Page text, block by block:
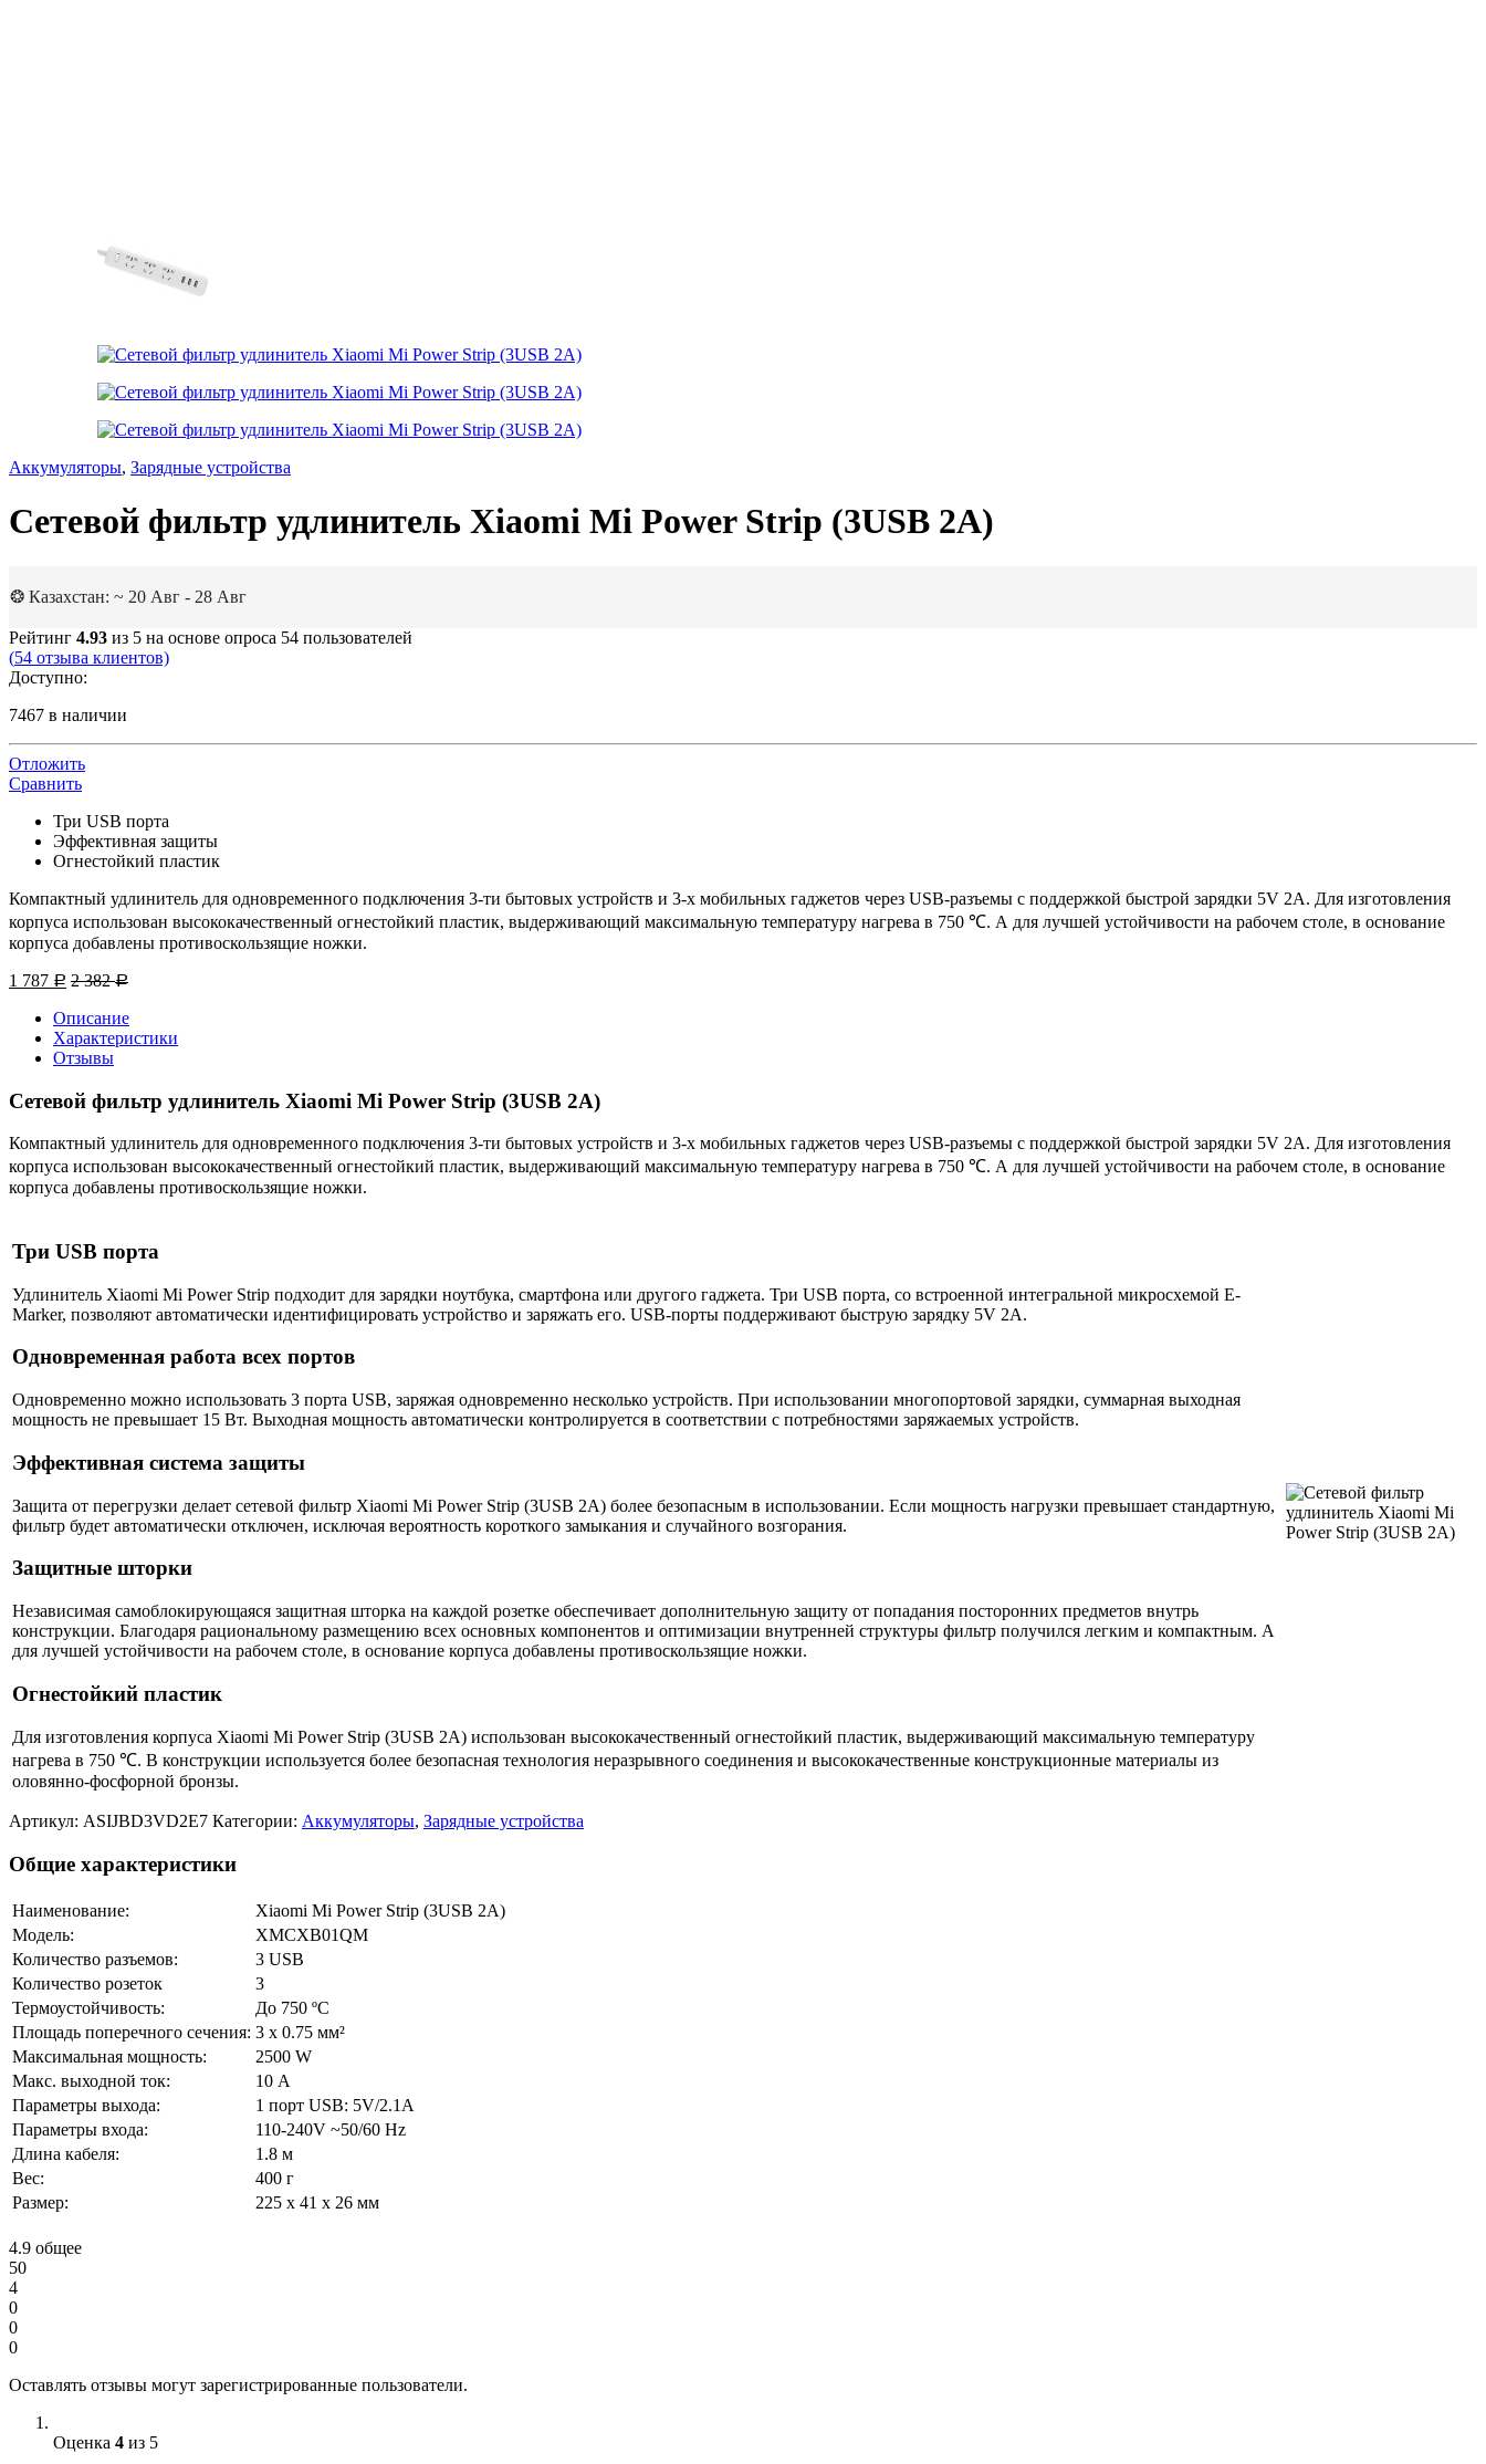
Аккумуляторы, Зарядные устройства
Сетевой фильтр удлинитель Xiaomi Mi Power Strip (3USB 2A)
❂ Казахстан: ~ 20 Авг - 28 Авг
Рейтинг 4.93 из 5 на основе опроса 54 пользователей
(54 отзыва клиентов)
Доступно:
7467 в наличии
Отложить
Сравнить
Три USB порта
Эффективная защиты
Огнестойкий пластик
Компактный удлинитель для одновременного подключения 3-ти бытовых устройств и 3-х мобильных гаджетов через USB-разъемы с поддержкой быстрой зарядки 5V 2A. Для изготовления
корпуса использован высококачественный огнестойкий пластик, выдерживающий максимальную температуру нагрева в 750 ℃. А для лучшей устойчивости на рабочем столе, в основание
корпуса добавлены противоскользящие ножки.
1 787 Р 2 382Р
Описание
Характеристики
Отзывы
Сетевой фильтр удлинитель Xiaomi Mi Power Strip (3USB 2A)
Компактный удлинитель для одновременного подключения 3-ти бытовых устройств и 3-х мобильных гаджетов через USB-разъемы с поддержкой быстрой зарядки 5V 2A. Для изготовления
корпуса использован высококачественный огнестойкий пластик, выдерживающий максимальную температуру нагрева в 750 ℃. А для лучшей устойчивости на рабочем столе, в основание
корпуса добавлены противоскользящие ножки.
Три USB порта
Удлинитель Xiaomi Mi Power Strip подходит для зарядки ноутбука, смартфона или другого гаджета. Три USB порта, со встроенной интегральной микросхемой E-
Marker, позволяют автоматически идентифицировать устройство и заряжать его. USB-порты поддерживают быструю зарядку 5V 2A.
Одновременная работа всех портов
Одновременно можно использовать 3 порта USB, заряжая одновременно несколько устройств. При использовании многопортовой зарядки, суммарная выходная
мощность не превышает 15 Вт. Выходная мощность автоматически контролируется в соответствии с потребностями заряжаемых устройств.
Эффективная система защиты
Защита от перегрузки делает сетевой фильтр Xiaomi Mi Power Strip (3USB 2A) более безопасным в использовании. Если мощность нагрузки превышает стандартную,
фильтр будет автоматически отключен, исключая вероятность короткого замыкания и случайного возгорания.
Защитные шторки
Независимая самоблокирующаяся защитная шторка на каждой розетке обеспечивает дополнительную защиту от попадания посторонних предметов внутрь
конструкции. Благодаря рациональному размещению всех основных компонентов и оптимизации внутренней структуры фильтр получился легким и компактным. А
для лучшей устойчивости на рабочем столе, в основание корпуса добавлены противоскользящие ножки.
Огнестойкий пластик
Для изготовления корпуса Xiaomi Mi Power Strip (3USB 2A) использован высококачественный огнестойкий пластик, выдерживающий максимальную температуру
нагрева в 750 ℃. В конструкции используется более безопасная технология неразрывного соединения и высококачественные конструкционные материалы из
оловянно-фосфорной бронзы.
Артикул: ASIJBD3VD2E7 Категории: Аккумуляторы, Зарядные устройства
Общие характеристики
Наименование:
Xiaomi Mi Power Strip (3USB 2A)
Модель:
XMCXB01QM
Количество разъемов:
3 USB
Количество розеток
3
Термоустойчивость:
До 750 ºС
Площадь поперечного сечения: 3 х 0.75 мм²
Максимальная мощность:
2500 W
Макс. выходной ток:
10 А
Параметры выхода:
1 порт USB: 5V/2.1A
Параметры входа:
110-240V ~50/60 Hz
Длина кабеля:
1.8 м
Вес:
400 г
Размер:
225 х 41 х 26 мм
4.9 общее
50
4
0
0
0
Оставлять отзывы могут зарегистрированные пользователи.
Оценка 4 из 5